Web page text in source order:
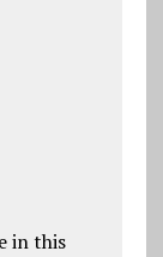
in this